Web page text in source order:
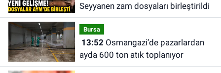
Seyyanen zam dosyaları birleştirildi
Bursa
13:52Osmangazi’de pazarlardan
ayda 600 ton atık toplanıyor